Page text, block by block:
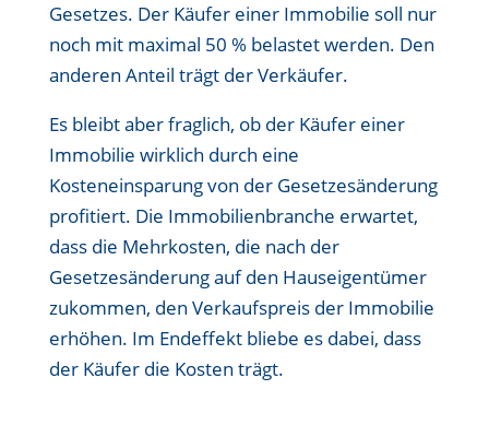
Gesetzes. Der Käufer einer Immobilie soll nur
noch mit maximal 50 % belastet werden. Den
anderen Anteil trägt der Verkäufer.
Es bleibt aber fraglich, ob der Käufer einer
Immobilie wirklich durch eine
Kosteneinsparung von der Gesetzesänderung
profitiert. Die Immobilienbranche erwartet,
dass die Mehrkosten, die nach der
Gesetzesänderung auf den Hauseigentümer
zukommen, den Verkaufspreis der Immobilie
erhöhen. Im Endeffekt bliebe es dabei, dass
der Käufer die Kosten trägt.